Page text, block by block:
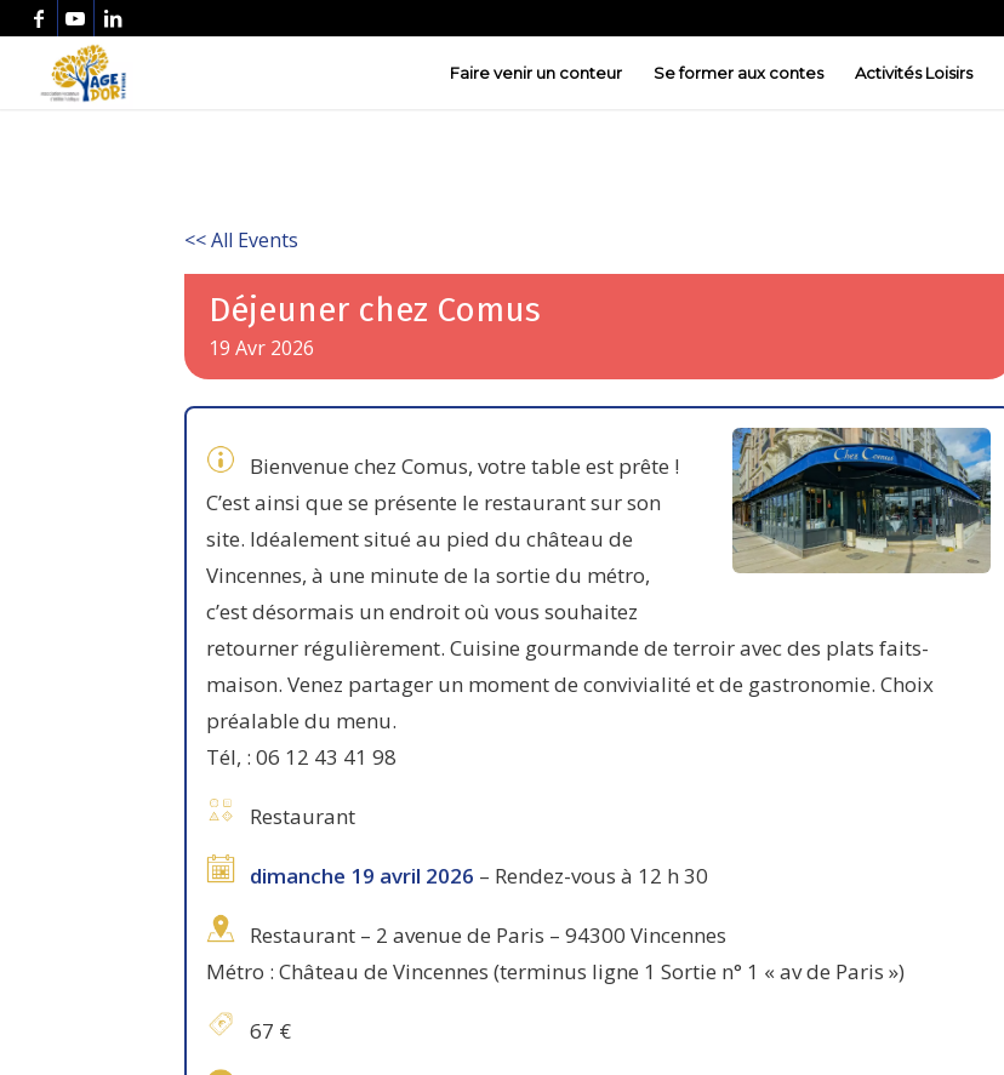
Faire venir un conteur Se former aux contes Activités Loisirs
<< All Events
Déjeuner chez Comus
19 Avr 2026
Bienvenue chez Comus, votre table est prête !
C’est ainsi que se présente le restaurant sur son
site. Idéalement situé au pied du château de
Vincennes, à une minute de la sortie du métro,
c’est désormais un endroit où vous souhaitez
retourner régulièrement. Cuisine gourmande de terroir avec des plats faits-
maison. Venez partager un moment de convivialité et de gastronomie. Choix
préalable du menu.
Tél, : 06 12 43 41 98
Restaurant
dimanche 19 avril 2026 – Rendez-vous à 12 h 30
Restaurant – 2 avenue de Paris – 94300 Vincennes
Métro : Château de Vincennes (terminus ligne 1 Sortie n° 1 « av de Paris »)
67 €